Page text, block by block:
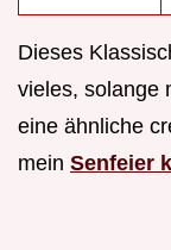
Dieses
vieles, solange
eine ähnliche
mein Senfeier